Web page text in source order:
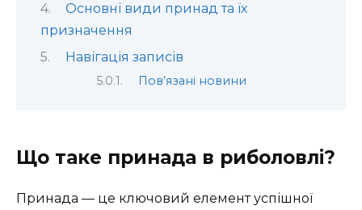
Основні види принад та їх
призначення
Навігація записів
Пов’язані новини
Що таке принада в риболовлі?
Принада — це ключовий елемент успішної